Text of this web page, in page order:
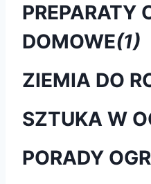
PREPARATY
DOMOWE(1)
ZIEMIA DO
SZTUKA W
PORADY